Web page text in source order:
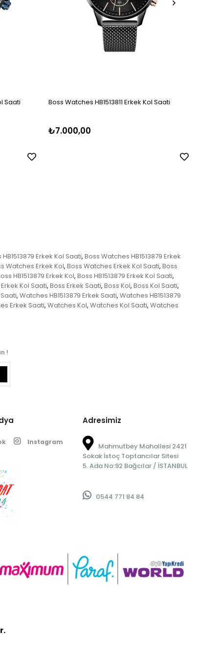
Saati Boss Watches HB1513811 Erkek Kol Saati
₺7.000,00
Erkek Kol Saati, Boss Watches HB1513879 Erkek
Watches Erkek Kol, Boss Watches Erkek Kol Saati, Boss
HB1513879 Erkek Kol, Boss HB1513879 Erkek Kol Saati,
Kol Saati, Boss Erkek Saati, Boss Kol, Boss Kol Saati,
, Watches HB1513879 Erkek Saati, Watches HB1513879
Erkek Saati, Watches Kol, Watches Kol Saati, Watches
!
Instagram
Adresimiz
Mahmutbey Mahallesi 2421
Sokak İstoç Toptancılar Sitesi
5. Ada No:92 Bağcılar / İSTANBUL
0544 771 84 84